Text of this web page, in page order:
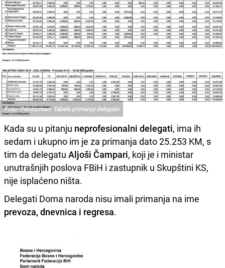
Foto: Printscreen: Tabela primanja delegata
Kada su u pitanju neprofesionalni delegati, ima ih
sedam i ukupno im je za primanja dato 25.253 KM, s
tim da delegatu Aljoši Čampari, koji je i ministar
unutrašnjih poslova FBiH i zastupnik u Skupštini KS,
nije isplaćeno ništa.
Delegati Doma naroda nisu imali primanja na ime
prevoza, dnevnica i regresa.